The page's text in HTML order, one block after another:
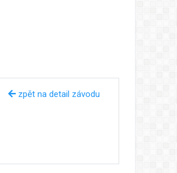
zpět na detail závodu